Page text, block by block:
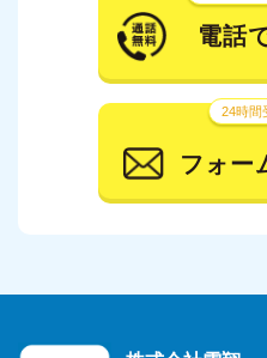
電話
24時間
フォー